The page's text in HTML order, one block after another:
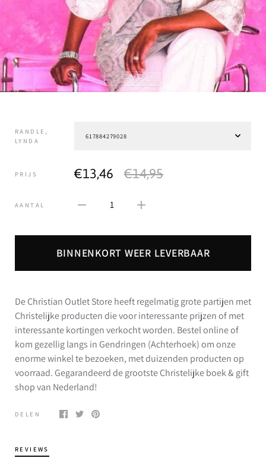
RANDLE,
LYNDA
PRIJS €13,46 €14,95
AANTAL 1
BINNENKORT WEER LEVERBAAR
De Christian Outlet Store heeft regelmatig grote partijen met
Christelijke producten die voor interessante prijzen of met
interessante kortingen verkocht worden. Bestel online of
kom gezellig langs in Gendringen (Achterhoek) om onze
enorme winkel te bezoeken, met duizenden producten op
voorraad. Gegarandeerd de grootste Christelijke boek & gift
shop van Nederland!
DELEN
REVIEWS